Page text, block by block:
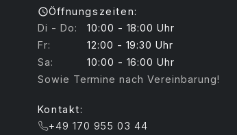
Öffnungszeiten:
Di - Do:
10:00 - 18:00 Uhr
Fr:
12:00 - 19:30 Uhr
Sa:
10:00 - 16:00 Uhr
Sowie Termine nach Vereinbarung!
Kontakt:
+49 170 955 03 44